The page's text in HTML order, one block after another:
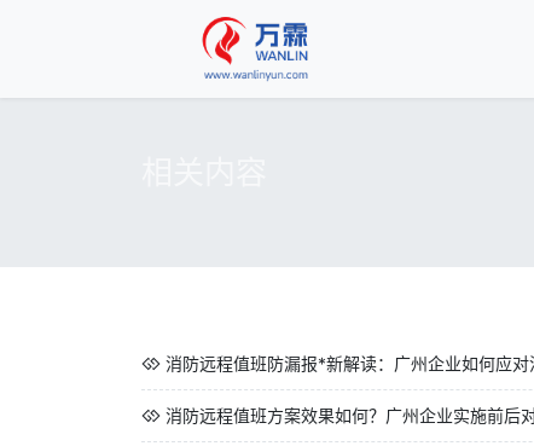
消防远程值班防漏报*新解读：广州企业如何应
消防远程值班方案效果如何？广州企业实施前后